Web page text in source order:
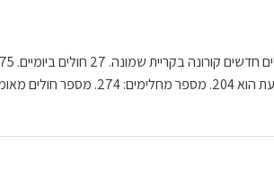
חדשים בשבעה ימים האחרונים. מספר החולים הפעילים בקריית שמונה כעת הוא 204. מספר